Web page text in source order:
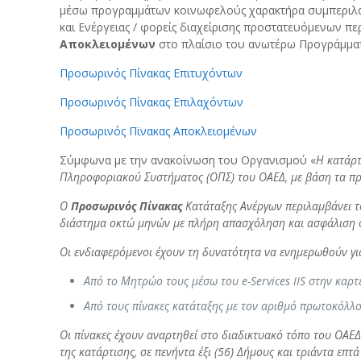
μέσω προγραμμάτων κοινωφελούς χαρακτήρα
και Ενέργειας / φορείς διαχείρισης προστατευόμενων
Αποκλειομένων στο πλαίσιο του ανωτέρω
Προσωρινός Πίνακας Επιτυχόντων
Προσωρινός Πίνακας Επιλαχόντων
Προσωρινός Πϊνακας Αποκλειομένων
Σύμφωνα με την ανακοίνωση του Οργανισμού «Η
Πληροφοριακού Συστήματος (ΟΠΣ) του ΟΑΕΔ, με βάση τα
ΟΠροσωρινός ΠίνακαςΚατάταξης Ανέργων περιλαμβάνει
διάστημα οκτώ μηνών με πλήρη απασχόληση και ασφάλιση
Οι ενδιαφερόμενοι έχουν τη δυνατότητα να ενημερωθούν
Από το Μητρώο τους μέσω του e-Services IIS στην
Από τους πίνακες κατάταξης με τον αριθμό
Οι πίνακες έχουν αναρτηθεί στο διαδικτυακό τόπο του
της κατάρτισης, σε πενήντα έξι (56) Δήμους και τριάντα